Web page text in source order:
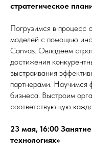
стратегическое
Погрузимся в процесс
моделей с помощью
Canvas. Овладеем
достижения
выстраивания
партнерами. Научимся
бизнеса. Выстроим
соответствующую
23 мая, 16:00
технологиях»